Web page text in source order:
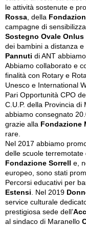
le attività sostenute e
Rossa , della
campagne di
Sostegno Ovale Onlus
dei bambini a distanza e
Pannuti di ANT
Abbiamo collaborato e
finalità con Rotary e
Unesco e International
Pari Opportunità CPO
C.U.P. della Provincia
abbiamo consegnato
grazie alla Fondazione
rare.
Nel 2017 abbiamo
delle scuole terremotate
Fondazione Sorrell
e,
europeo, sono stati
Percorsi educativi per
Estensi . Nel 2019
service culturale
prestigiosa sede dell’
al sindaco di Maranello